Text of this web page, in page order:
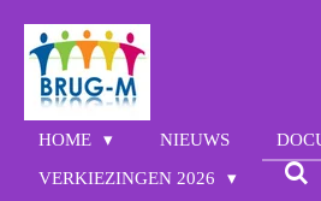
Ga
direct
naar
hoofdinhoud
HOME NIEUWS
VERKIEZINGEN 2026